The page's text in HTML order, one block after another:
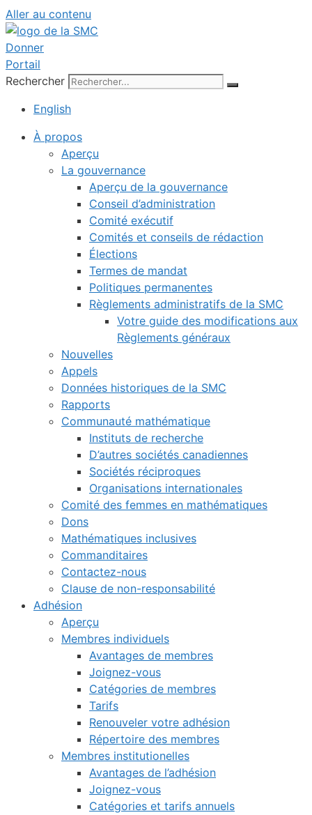
Aller au contenu
Donner
Portail
Rechercher
English
À propos
Aperçu
La gouvernance
Aperçu de la gouvernance
Conseil d’administration
Comité exécutif
Comités et conseils de rédaction
Élections
Termes de mandat
Politiques permanentes
Règlements administratifs de la SMC
Votre guide des modifications aux
Règlements généraux
Nouvelles
Appels
Données historiques de la SMC
Rapports
Communauté mathématique
Instituts de recherche
D’autres sociétés canadiennes
Sociétés réciproques
Organisations internationales
Comité des femmes en mathématiques
Dons
Mathématiques inclusives
Commanditaires
Contactez-nous
Clause de non-responsabilité
Adhésion
Aperçu
Membres individuels
Avantages de membres
Joignez-vous
Catégories de membres
Tarifs
Renouveler votre adhésion
Répertoire des membres
Membres institutionelles
Avantages de l’adhésion
Joignez-vous
Catégories et tarifs annuels